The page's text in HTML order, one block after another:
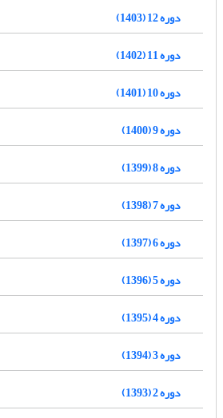
دوره 12 (1403)
دوره 11 (1402)
دوره 10 (1401)
دوره 9 (1400)
دوره 8 (1399)
دوره 7 (1398)
دوره 6 (1397)
دوره 5 (1396)
دوره 4 (1395)
دوره 3 (1394)
دوره 2 (1393)